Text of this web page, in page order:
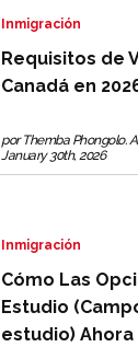
Inmigración
Requisitos de
Canadá en
por Themba Phongolo.
January 30th, 2026
Inmigración
Cómo Las
Estudio
estudio) Ahora